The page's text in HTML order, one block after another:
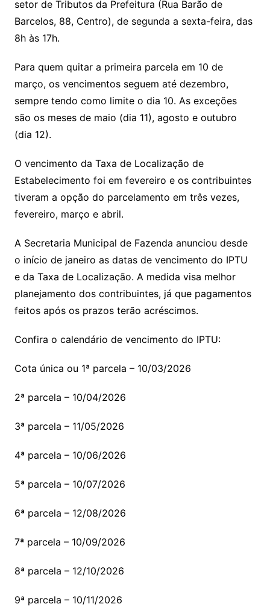
setor de Tributos da Prefeitura (Rua Barão de
Barcelos, 88, Centro), de segunda a sexta-feira, das
8h às 17h.
Para quem quitar a primeira parcela em 10 de
março, os vencimentos seguem até dezembro,
sempre tendo como limite o dia 10. As exceções
são os meses de maio (dia 11), agosto e outubro
(dia 12).
O vencimento da Taxa de Localização de
Estabelecimento foi em fevereiro e os contribuintes
tiveram a opção do parcelamento em três vezes,
fevereiro, março e abril.
A Secretaria Municipal de Fazenda anunciou desde
o início de janeiro as datas de vencimento do IPTU
e da Taxa de Localização. A medida visa melhor
planejamento dos contribuintes, já que pagamentos
feitos após os prazos terão acréscimos.
Confira o calendário de vencimento do IPTU:
Cota única ou 1ª parcela – 10/03/2026
2ª parcela – 10/04/2026
3ª parcela – 11/05/2026
4ª parcela – 10/06/2026
5ª parcela – 10/07/2026
6ª parcela – 12/08/2026
7ª parcela – 10/09/2026
8ª parcela – 12/10/2026
9ª parcela – 10/11/2026